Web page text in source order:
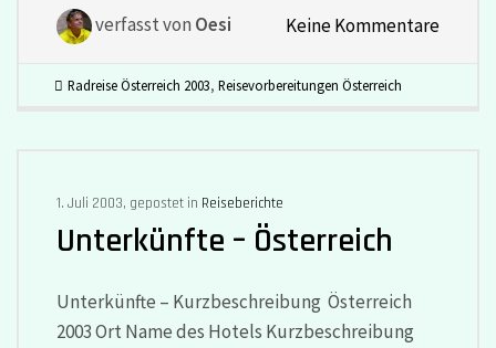
verfasst von Oesi Keine Kommentare
Radreise Österreich 2003, Reisevorbereitungen Österreich
1. Juli 2003, gepostet in Reiseberichte
Unterkünfte – Österreich
Unterkünfte – Kurzbeschreibung Österreich
2003 Ort Name des Hotels Kurzbeschreibung